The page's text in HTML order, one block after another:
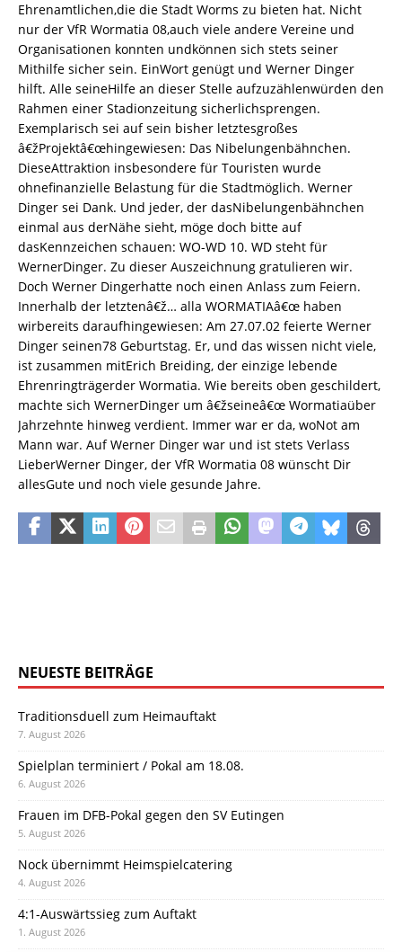
Ehrenamtlichen,die die Stadt Worms zu bieten hat. Nicht
nur der VfR Wormatia 08,auch viele andere Vereine und
Organisationen konnten undkönnen sich stets seiner
Mithilfe sicher sein. EinWort genügt und Werner Dinger
hilft. Alle seineHilfe an dieser Stelle aufzuzählenwürden den
Rahmen einer Stadionzeitung sicherlichsprengen.
Exemplarisch sei auf sein bisher letztesgroßes
â€žProjektâ€œhingewiesen: Das Nibelungenbähnchen.
DieseAttraktion insbesondere für Touristen wurde
ohnefinanzielle Belastung für die Stadtmöglich. Werner
Dinger sei Dank. Und jeder, der dasNibelungenbähnchen
einmal aus derNähe sieht, möge doch bitte auf
dasKennzeichen schauen: WO-WD 10. WD steht für
WernerDinger. Zu dieser Auszeichnung gratulieren wir.
Doch Werner Dingerhatte noch einen Anlass zum Feiern.
Innerhalb der letztenâ€ž… alla WORMATIAâ€œ haben
wirbereits daraufhingewiesen: Am 27.07.02 feierte Werner
Dinger seinen78 Geburtstag. Er, und das wissen nicht viele,
ist zusammen mitErich Breiding, der einzige lebende
Ehrenringträgerder Wormatia. Wie bereits oben geschildert,
machte sich WernerDinger um â€žseineâ€œ Wormatiaüber
Jahrzehnte hinweg verdient. Immer war er da, woNot am
Mann war. Auf Werner Dinger war und ist stets Verlass
LieberWerner Dinger, der VfR Wormatia 08 wünscht Dir
allesGute und noch viele gesunde Jahre.
NEUESTE BEITRÄGE
Traditionsduell zum Heimauftakt
7. August 2026
Spielplan terminiert / Pokal am 18.08.
6. August 2026
Frauen im DFB-Pokal gegen den SV Eutingen
5. August 2026
Nock übernimmt Heimspielcatering
4. August 2026
4:1-Auswärtssieg zum Auftakt
1. August 2026